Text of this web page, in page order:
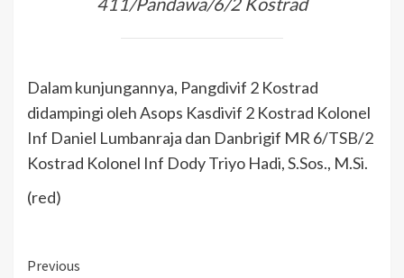
Dalam kunjungannya, Pangdivif 2 Kostrad
didampingi oleh Asops Kasdivif 2 Kostrad Kolonel
Inf Daniel Lumbanraja dan Danbrigif MR 6/TSB/2
Kostrad Kolonel Inf Dody Triyo Hadi, S.Sos., M.Si.
(red)
Previous